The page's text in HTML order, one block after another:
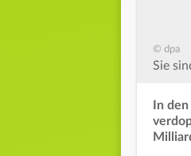
© dpa
Sie
In